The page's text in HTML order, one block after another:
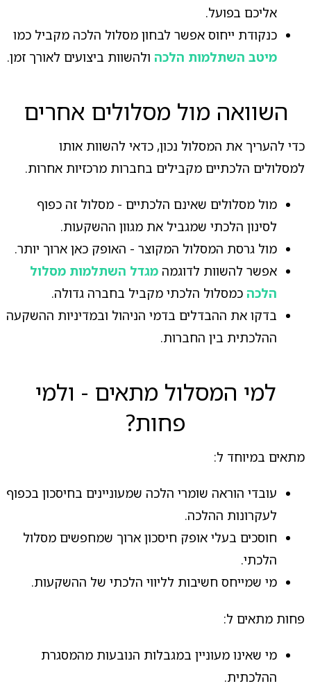
אליכם בפועל.
כנקודת ייחוס אפשר לבחון מסלול הלכה מקביל כמו
מיטב השתלמות הלכהולהשוות ביצועים לאורך זמן.
השוואה מול מסלולים אחרים
כדי להעריך את המסלול נכון, כדאי להשוות אותו
למסלולים הלכתיים מקבילים בחברות מרכזיות אחרות.
מול מסלולים שאינם הלכתיים - מסלול זה כפוף
לסינון הלכתי שמגביל את מגוון ההשקעות.
מול גרסת המסלול המקוצר - האופק כאן ארוך יותר.
אפשר להשוות לדוגמה מגדל השתלמות מסלול
הלכהכמסלול הלכתי מקביל בחברה גדולה.
בדקו את ההבדלים בדמי הניהול ובמדיניות ההשקעה
ההלכתית בין החברות.
למי המסלול מתאים - ולמי
פחות?
מתאים במיוחד ל:
עובדי הוראה שומרי הלכה שמעוניינים בחיסכון בכפוף
לעקרונות ההלכה.
חוסכים בעלי אופק חיסכון ארוך שמחפשים מסלול
הלכתי.
מי שמייחס חשיבות לליווי הלכתי של ההשקעות.
פחות מתאים ל:
מי שאינו מעוניין במגבלות הנובעות מהמסגרת
ההלכתית.